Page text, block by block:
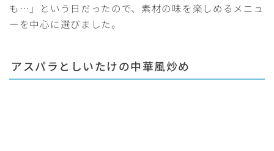
も…」という日だったので、素材の味を楽しめるメニュ
ーを中心に選びました。
アスパラとしいたけの中華風炒め